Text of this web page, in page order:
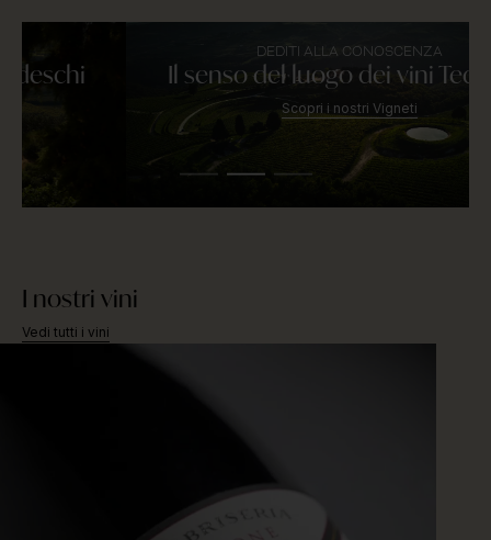
I NOSTRI VINI
DEDITI ALLA CONOSCENZA
Il senso del luogo dei vini Tedeschi
Scopri i nostri Vigneti
I nostri vini
Vedi tutti i vini